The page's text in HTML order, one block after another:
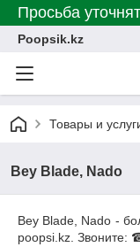
Просьба
Poopsik.kz
Товары и
Bey Blade, Nado
Bey Blade, Nado -
poopsi.kz. Звоните: